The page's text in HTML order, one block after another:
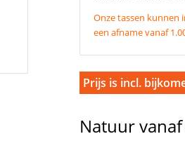
Onze tassen kunnen
een afname vanaf
Prijs is incl.
Natuur